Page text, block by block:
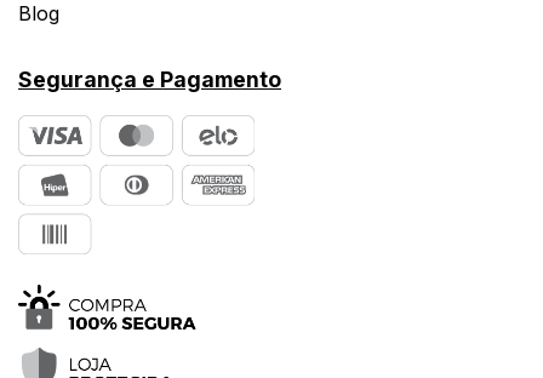
Blog
Segurança e Pagamento